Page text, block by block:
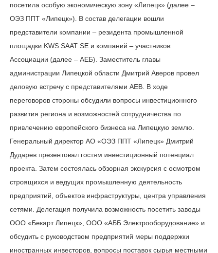
посетила особую экономическую зону «Липецк» (далее –
ОЭЗ ППТ «Липецк»). В состав делегации вошли
представители компании – резидента промышленной
площадки KWS SAAT SE и компаний – участников
Ассоциации (далее – АЕБ). Заместитель главы
администрации Липецкой области Дмитрий Аверов провел
деловую встречу с представителями АЕВ. В ходе
переговоров стороны обсудили вопросы инвестиционного
развития региона и возможностей сотрудничества по
привлечению европейского бизнеса на Липецкую землю.
Генеральный директор АО «ОЭЗ ППТ «Липецк» Дмитрий
Дударев презентовал гостям инвестиционный потенциал
проекта. Затем состоялась обзорная экскурсия с осмотром
строящихся и ведущих промышленную деятельность
предприятий, объектов инфраструктуры, центра управления
сетями. Делегация получила возможность посетить заводы
ООО «Бекарт Липецк», ООО «АББ Электрооборудование» и
обсудить с руководством предприятий меры поддержки
иностранных инвесторов, вопросы поставок сырья местными